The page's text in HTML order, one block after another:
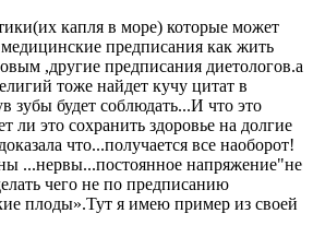
капля в море) которые может
предписания как жить
,другие предписания диетологов.а
тоже найдет кучу цитат в
зубы будет соблюдать...И что это
ли это сохранить здоровье на долгие
что...получается все наоборот!
...нервы...постоянное напряжение"не
чего не по предписанию
плоды».Тут я имею пример из своей